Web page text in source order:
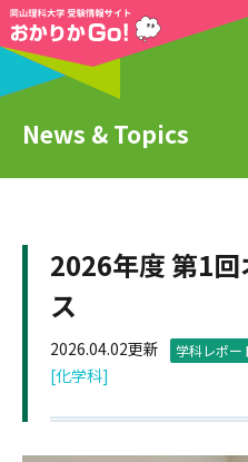
News & Topics
2026年度 第1
ス
2026.04.02更新 学科レポー
[化学科]